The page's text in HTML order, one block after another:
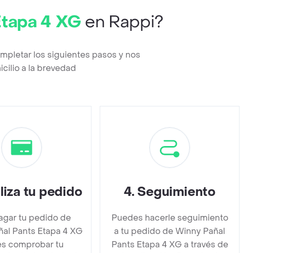
4 XG en Rappi?
los siguientes pasos y nos
a la brevedad
tu pedido
tu pedido de
Pants Etapa 4 XG
comprobar tu
4. Seguimiento
Puedes hacerle seguimiento
a tu pedido de Winny Pañal
Pants Etapa 4 XG a través de